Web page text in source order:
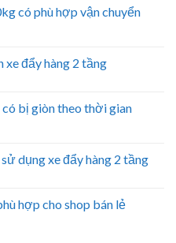
có phù hợp vận chuyển
xe đẩy hàng 2 tầng
có bị giòn theo thời gian
dụng xe đẩy hàng 2 tầng
hợp cho shop bán lẻ